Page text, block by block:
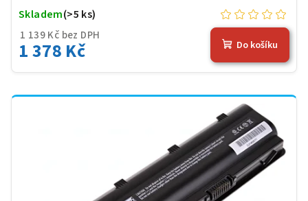
1 139 Kč bez DPH
1 378 Kč
Skladem(>5 ks)
Do košíku